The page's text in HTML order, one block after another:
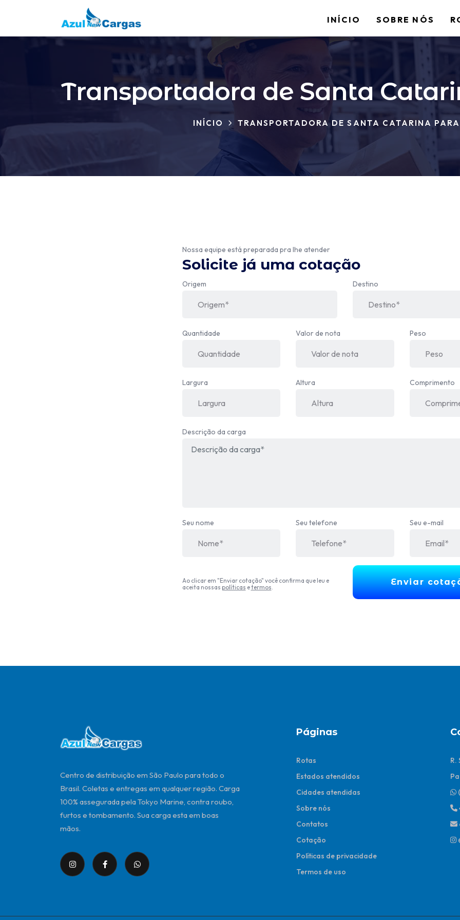
INÍCIO SOBRE NÓS
Transportadora de Santa
INÍCIO TRANSPORTADORA DE SANTA CATARINA
Nossa equipe está preparada pra lhe atender
Solicite já uma cotação
Origem Destino
Quantidade Valor de nota Peso
Largura Altura Comprimento
Descrição da carga
Seu nome Seu telefone Seu e-mail
Ao clicar em "Enviar cotação" você confirma que leu e
aceita nossas políticas etermos Enviar
Centro de distribuição em São Paulo para todo o
Brasil. Coletas e entregas em qualquer região. Carga
100% assegurada pela Tokyo Marine, contra roubo,
furtos e tombamento. Sua carga esta em boas
mãos.
Páginas
Rotas
Estados atendidos
Cidades atendidas
Sobre nós
Contatos
Cotação
Políticas de privacidade
Termos de uso
R.